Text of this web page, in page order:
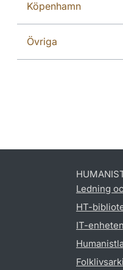
Köpenhamn
Övriga
Ledning
HT-
IT-enheten